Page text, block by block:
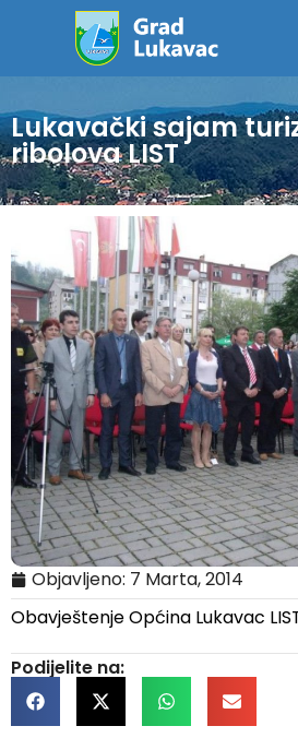
Lukavački sajam
ribolova LIST
Objavljeno: 7 Marta, 2014
Obavještenje Općina Lukavac
Podijelite na: